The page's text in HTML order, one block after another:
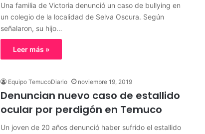
Una familia de Victoria denunció un caso de bullying en
un colegio de la localidad de Selva Oscura. Según
señalaron, su hijo…
Leer más »
Equipo TemucoDiario noviembre 19, 2019
Denuncian nuevo caso de estallido
ocular por perdigón en Temuco
Un joven de 20 años denunció haber sufrido el estallido